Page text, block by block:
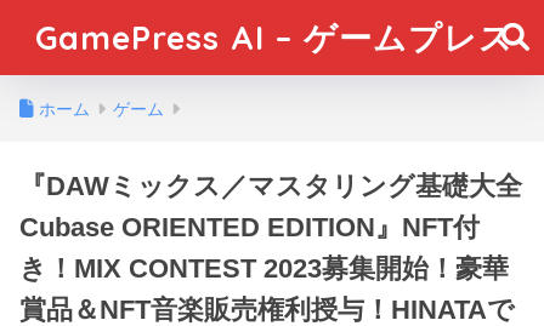
GamePress AI – ゲームプレス
ホーム ゲーム
『DAWミックス／マスタリング基礎大全
Cubase ORIENTED EDITION』NFT付
き！MIX CONTEST 2023募集開始！豪華
賞品＆NFT音楽販売権利授与！HINATAで